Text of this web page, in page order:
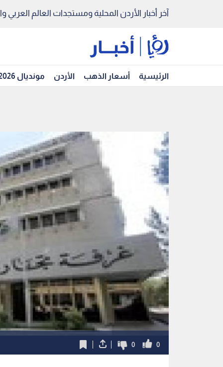
آخر أخبار الأردن المحلية ومستجدات العالم العربي
الرئيسية أسعار الذهب الأردن مونديال 2026
0
0